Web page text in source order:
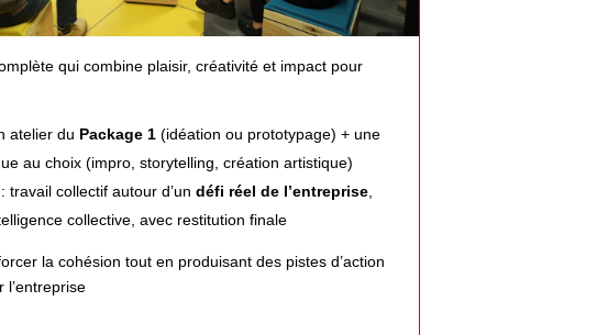
qui combine plaisir, créativité et impact pour
atelier du Package 1 (idéation ou prototypage) + une
au choix (impro, storytelling, création artistique)
: travail collectif autour d’undéfi réel de l’entreprise
collective, avec restitution finale
la cohésion tout en produisant des pistes d’action
l’entreprise